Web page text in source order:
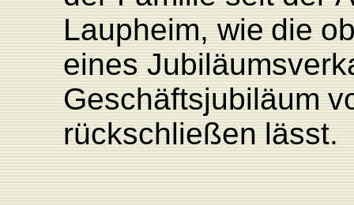
Laupheim, wie die
eines
Geschäftsjubiläum
rückschließen lässt.